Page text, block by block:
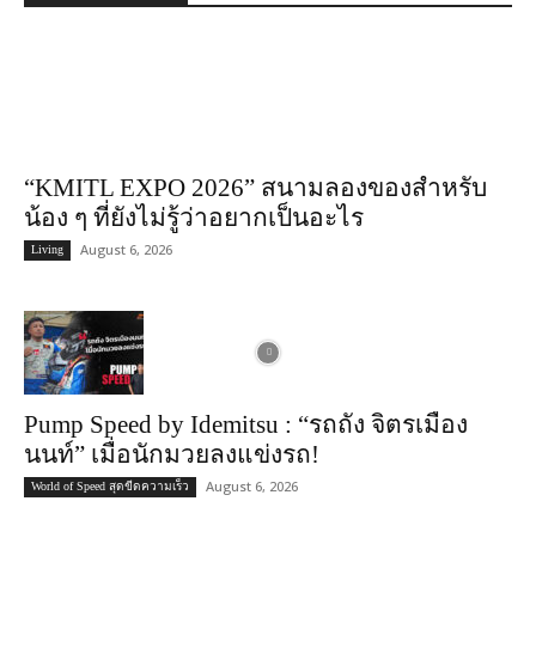
“KMITL EXPO 2026” สนามลองของสำหรับ
น้อง ๆ ที่ยังไม่รู้ว่าอยากเป็นอะไร
Living August 6, 2026
Pump Speed by Idemitsu : “รถถัง จิตรเมือง
นนท์” เมื่อนักมวยลงแข่งรถ!
World of Speed สุดขีดความเร็ว August 6, 2026